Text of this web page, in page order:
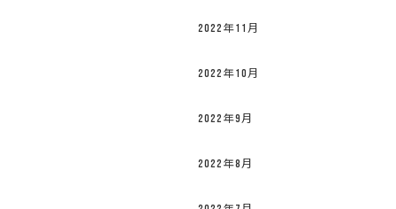
2022年11月
2022年10月
2022年9月
2022年8月